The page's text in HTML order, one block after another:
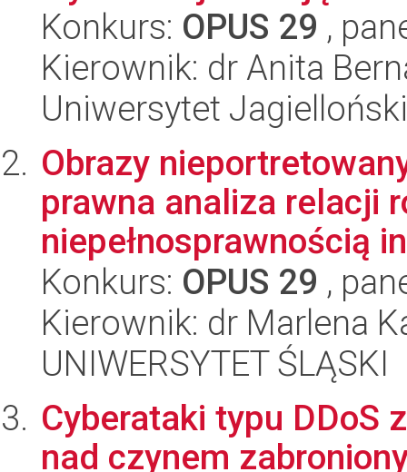
Konkurs: OPUS 29 ,
Kierownik: dr Anita
Uniwersytet Jagielloński
Obrazy
prawna analiza relacji
niepełnosprawnością
Konkurs: OPUS 29 ,
Kierownik: dr Marlena
UNIWERSYTET ŚLĄSKI
Cyberataki typu DDoS
nad czynem